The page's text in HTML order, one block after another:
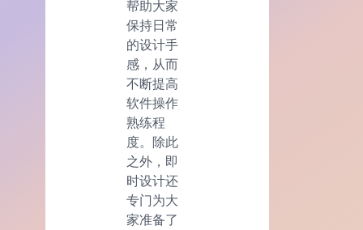
帮助大家
保持日常
的设计手
感，从而
不断提高
软件操作
熟练程
度。除此
之外，即
时设计还
专门为大
家准备了